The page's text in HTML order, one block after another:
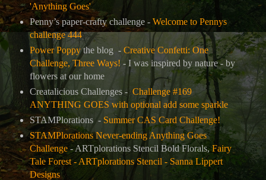
'Anything Goes'
Penny’s paper-crafty challenge - Welcome to Pennys
challenge 444
Power Poppythe blog - Creative Confetti: One
Challenge, Three Ways! - I was inspired by nature - by
flowers at our home
Creatalicious Challenges -Challenge #169
ANYTHING GOES with optional add some sparkle
STAMPlorations - Summer CAS Card Challenge!
STAMPlorations Never-ending Anything Goes
Challenge- ARTplorations Stencil Bold Florals,Fairy
Tale Forest - ARTplorations Stencil - Sanna Lippert
Designs